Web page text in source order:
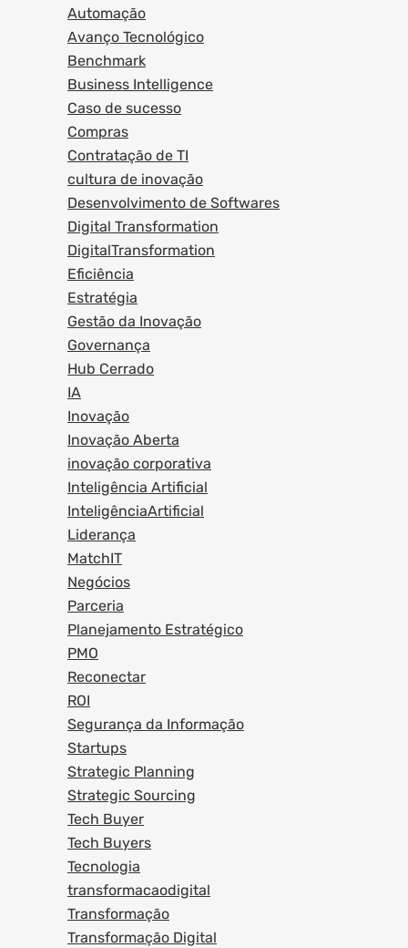
Automação
Avanço Tecnológico
Benchmark
Business Intelligence
Caso de sucesso
Compras
Contratação de TI
cultura de inovação
Desenvolvimento de Softwares
Digital Transformation
DigitalTransformation
Eficiência
Estratégia
Gestão da Inovação
Governança
Hub Cerrado
IA
Inovação
Inovação Aberta
inovação corporativa
Inteligência Artificial
InteligênciaArtificial
Liderança
MatchIT
Negócios
Parceria
Planejamento Estratégico
PMO
Reconectar
ROI
Segurança da Informação
Startups
Strategic Planning
Strategic Sourcing
Tech Buyer
Tech Buyers
Tecnologia
transformacaodigital
Transformação
Transformação Digital